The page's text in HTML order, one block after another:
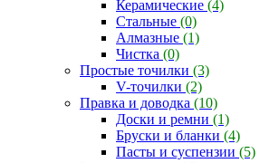
Керамические (4)
Стальные (0)
Алмазные (1)
Чистка (0)
Простые точилки (3)
V-точилки (2)
Правка и доводка (10)
Доски и ремни (1)
Бруски и бланки (4)
Пасты и суспензии (5)